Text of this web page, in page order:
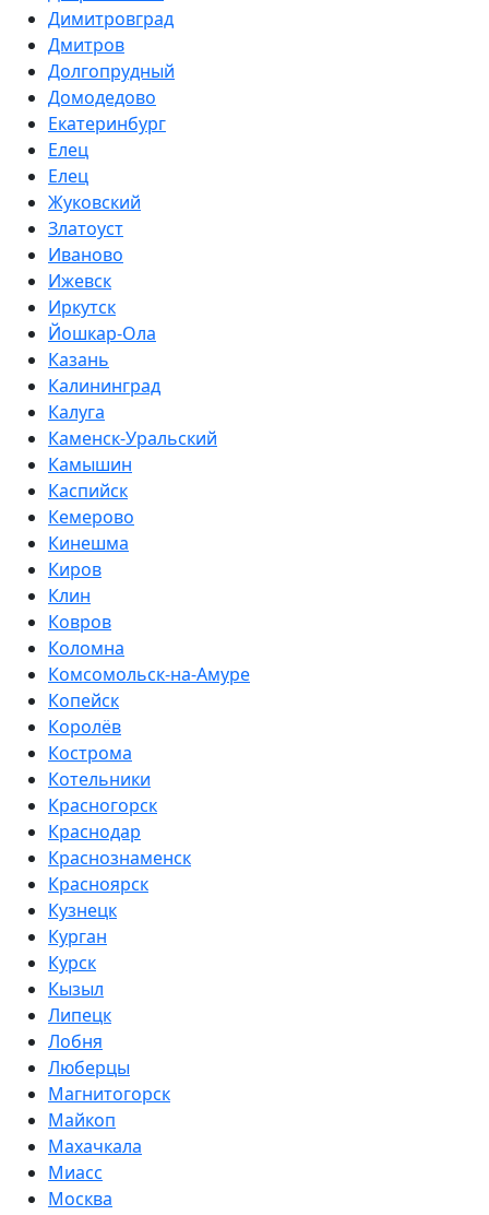
Димитровград
Дмитров
Долгопрудный
Домодедово
Екатеринбург
Елец
Елец
Жуковский
Златоуст
Иваново
Ижевск
Иркутск
Йошкар-Ола
Казань
Калининград
Калуга
Каменск-Уральский
Камышин
Каспийск
Кемерово
Кинешма
Киров
Клин
Ковров
Коломна
Комсомольск-на-Амуре
Копейск
Королёв
Кострома
Котельники
Красногорск
Краснодар
Краснознаменск
Красноярск
Кузнецк
Курган
Курск
Кызыл
Липецк
Лобня
Люберцы
Магнитогорск
Майкоп
Махачкала
Миасс
Москва